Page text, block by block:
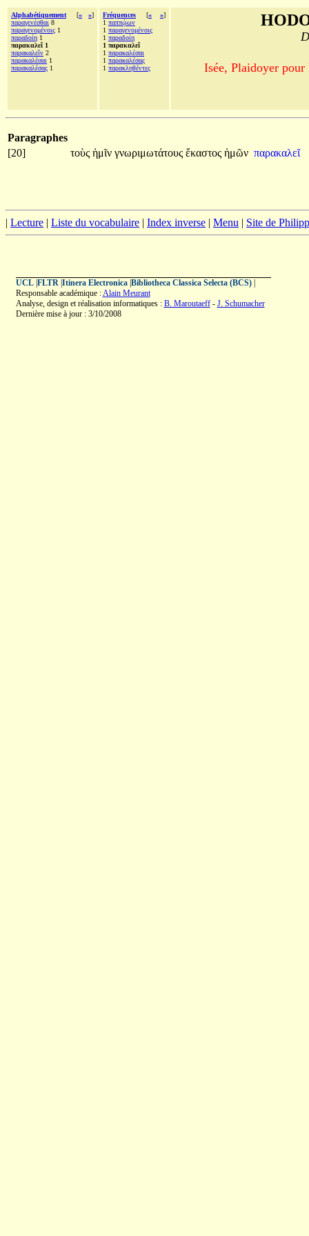
Alphabétiquement [« »]
παραγενέσθαι 8
παραγενομένοις 1
παραδοίη 1
παρακαλεῖ 1
παρακαλεῖν 2
παρακαλέσαι 1
παρακαλέσας 1
Fréquences [« »]
1 παππῴων
1 παραγενομένοις
1 παραδοίη
1 παρακαλεῖ
1 παρακαλέσαι
1 παρακαλέσας
1 παρακληθέντες Isée, Plaidoyer pour
Paragraphes
[20]
τοὺς ἡμῖν γνωριμωτάτους ἕκαστος ἡμῶν παρακαλεῖ
| Lecture | Liste du vocabulaire | Index inverse | Menu | Site de
UCL| FLTR| Itinera Electronica| Bibliotheca Classica Selecta (BCS)|
Responsable académique :Alain Meurant
Analyse, design et réalisation informatiques : B. Maroutaeff- J. Schumacher
Dernière mise à jour : 3/10/2008